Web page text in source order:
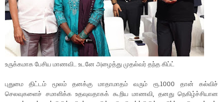
உருக்கமாக பேசிய மாணவி.. உடனே அழைத்து முதல்வர் தந்த கிப்ட்
புதுமை திட்டம் மூலம் தனக்கு மாதாமாதம் வரும் ரூ.1000 தான் கல்விச்
செலவுகளைச் சமாளிக்க உதவுவதாகக் கூறிய மாணவி, தனது நெகிழ்ச்சியான